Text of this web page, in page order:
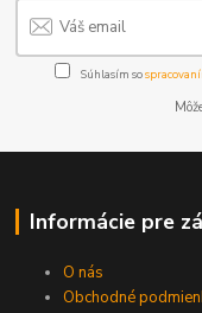
Súhlasím so
Informácie pre
O nás
Obchodné